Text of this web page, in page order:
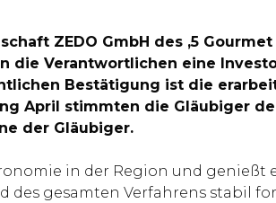
ZEDO GmbH des ‚5 Gourmet
die Verantwortlichen eine
Bestätigung ist die
April stimmten die Gläubiger
der Gläubiger.
in der Region und genießt
des gesamten Verfahrens stabil